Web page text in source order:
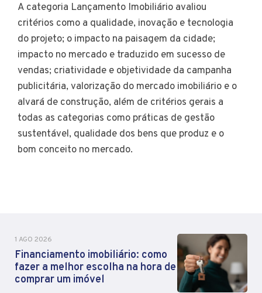
A categoria Lançamento Imobiliário avaliou
critérios como a qualidade, inovação e tecnologia
do projeto; o impacto na paisagem da cidade;
impacto no mercado e traduzido em sucesso de
vendas; criatividade e objetividade da campanha
publicitária, valorização do mercado imobiliário e o
alvará de construção, além de critérios gerais a
todas as categorias como práticas de gestão
sustentável, qualidade dos bens que produz e o
bom conceito no mercado.
1 AGO 2026
Financiamento imobiliário: como
fazer a melhor escolha na hora de
comprar um imóvel